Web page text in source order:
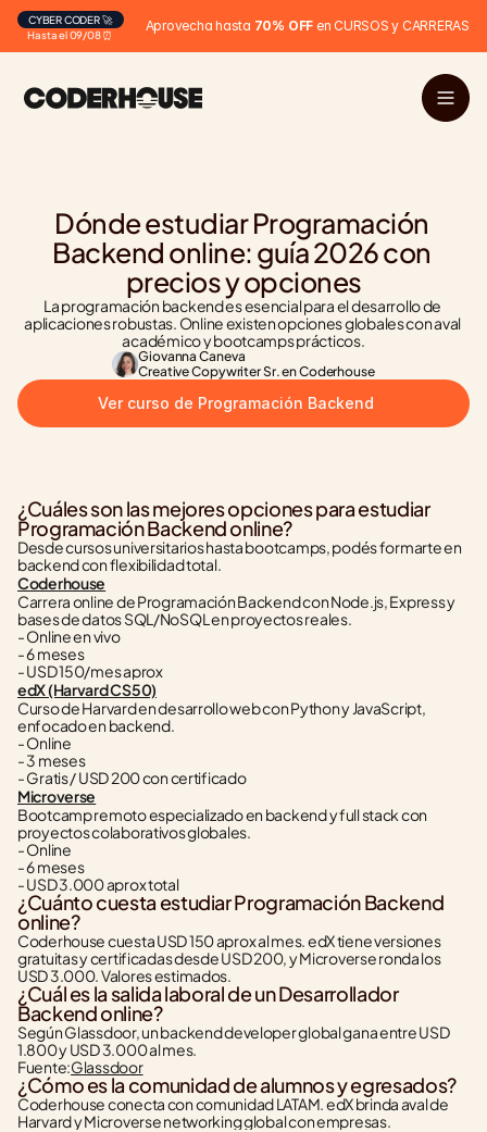
Hasta el 09/08 ⏰
CYBER CODER 🚀 Aprovecha hasta 70% OFF en CURSOS y CARRERAS
Dónde estudiar Programación
Backend online: guía 2026 con
precios y opciones
La programación backend es esencial para el desarrollo de
aplicaciones robustas. Online existen opciones globales con aval
académico y bootcamps prácticos.
Giovanna Caneva
Creative Copywriter Sr. en Coderhouse
Ver curso de Programación Backend
¿Cuáles son las mejores opciones para estudiar
Programación Backend online?
Desde cursos universitarios hasta bootcamps, podés formarte en
backend con flexibilidad total.
Coderhouse
Carrera online de Programación Backend con Node.js, Express y
bases de datos SQL/NoSQL en proyectos reales.
- Online en vivo
- 6 meses
- USD 150/mes aprox
edX (Harvard CS50)
Curso de Harvard en desarrollo web con Python y JavaScript,
enfocado en backend.
- Online
- 3 meses
- Gratis / USD 200 con certificado
Microverse
Bootcamp remoto especializado en backend y full stack con
proyectos colaborativos globales.
- Online
- 6 meses
- USD 3.000 aprox total
¿Cuánto cuesta estudiar Programación Backend
online?
Coderhouse cuesta USD 150 aprox al mes. edX tiene versiones
gratuitas y certificadas desde USD 200, y Microverse ronda los
USD 3.000. Valores estimados.
¿Cuál es la salida laboral de un Desarrollador
Backend online?
Según Glassdoor, un backend developer global gana entre USD
1.800 y USD 3.000 al mes.
Fuente:Glassdoor
¿Cómo es la comunidad de alumnos y egresados?
Coderhouse conecta con comunidad LATAM. edX brinda aval de
Harvard y Microverse networking global con empresas.